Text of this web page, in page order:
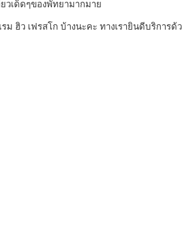
วเด็ดๆของพัทยามากมาย
ฮิว เฟรสโก บ้างนะคะ ทางเรายินดีบริการด้